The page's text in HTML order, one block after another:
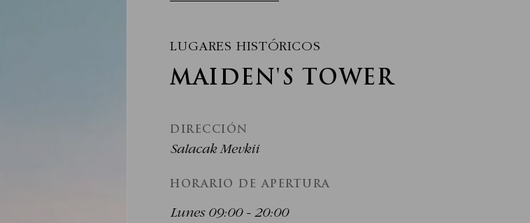
Fa
LUGARES HISTÓRICOS
MAIDEN'S TOWER
DIRECCIÓN
Salacak Mevkii
HORARIO DE APERTURA
Lunes 09:00 - 20:00